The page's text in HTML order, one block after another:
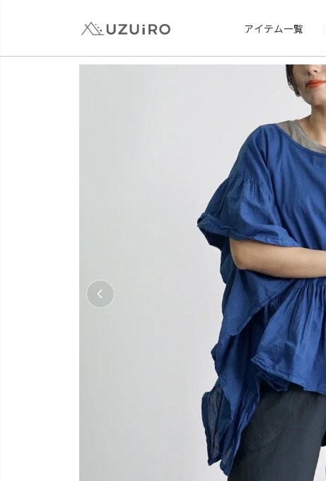
アイテム一覧